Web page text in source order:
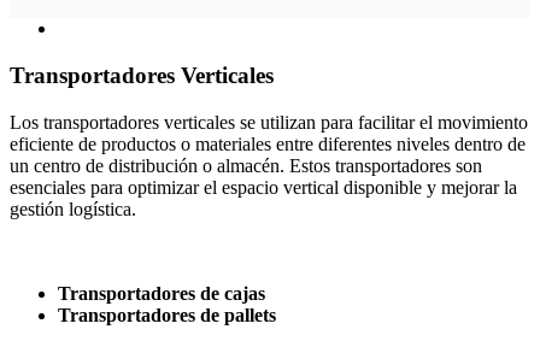
Transportadores Verticales
Los transportadores verticales se utilizan para facilitar el movimiento
eficiente de productos o materiales entre diferentes niveles dentro de
un centro de distribución o almacén. Estos transportadores son
esenciales para optimizar el espacio vertical disponible y mejorar la
gestión logística.
Transportadores de cajas
Transportadores de pallets